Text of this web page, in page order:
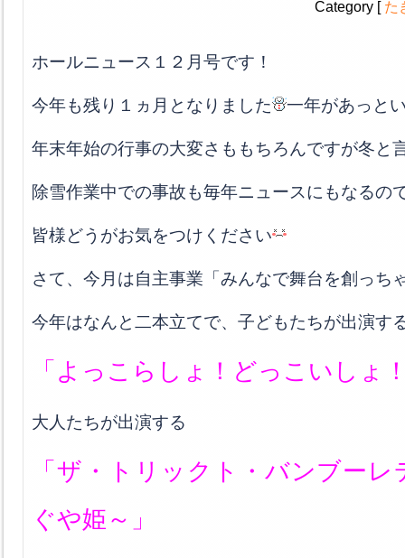
Category [ た
ホールニュース１２月号です！
今年も残り１ヵ月となりました 一年があっと
年末年始の行事の大変さももちろんですが冬と
除雪作業中での事故も毎年ニュースにもなるの
皆様どうがお気をつけください
さて、今月は自主事業「みんなで舞台を創っち
今年はなんと二本立てで、子どもたちが出演す
「よっこらしょ！どっこいしょ
大人たちが出演する
「ザ・トリックト・バンブー
ぐや姫～」